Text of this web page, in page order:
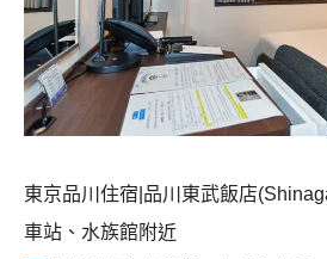
東京品川住宿|品川東武飯店
車站、水族館附近